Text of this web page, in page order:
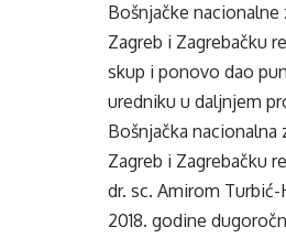
Bošnjačke nacionalne
Zagreb i Zagrebačku
skup i ponovo dao
uredniku u daljnjem
Bošnjačka nacionalna
Zagreb i Zagrebačku
dr. sc. Amirom
2018. godine